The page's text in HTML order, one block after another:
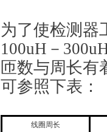
为了使检测器
100uH­－
匝数与周长有
可参照下表：
线圈周长